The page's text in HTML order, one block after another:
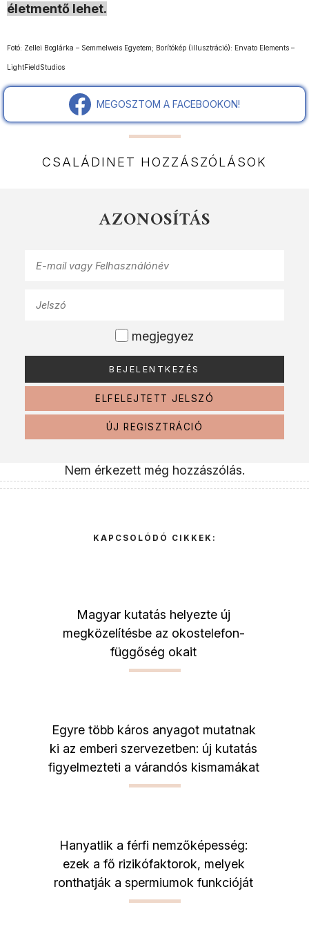
életmentő lehet.
Fotó: Zellei Boglárka – Semmelweis Egyetem; Borítókép (illusztráció): Envato Elements –
LightFieldStudios
MEGOSZTOM A FACEBOOKON!
CSALÁDINET HOZZÁSZÓLÁSOK
AZONOSÍTÁS
megjegyez
ELFELEJTETT JELSZÓ
ÚJ REGISZTRÁCIÓ
Nem érkezett még hozzászólás.
KAPCSOLÓDÓ CIKKEK:
Magyar kutatás helyezte új
megközelítésbe az okostelefon-
függőség okait
Egyre több káros anyagot mutatnak
ki az emberi szervezetben: új kutatás
figyelmezteti a várandós kismamákat
Hanyatlik a férfi nemzőképesség:
ezek a fő rizikófaktorok, melyek
ronthatják a spermiumok funkcióját